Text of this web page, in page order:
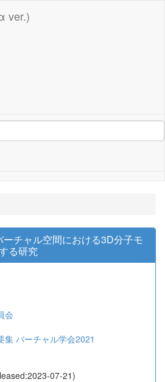
ver.)
ーチャル空間における3D分子モ
る研究
会
集 バーチャル学会2021
07-21)